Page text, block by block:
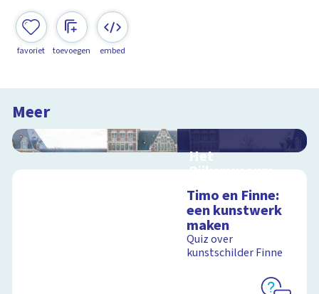
favoriet toevoegen embed
Meer
Het
Rijksmuseum
schoolplaat in en om
het Rijksmuseum
Timo en Finne:
een kunstwerk
maken
Quiz over
kunstschilder Finne